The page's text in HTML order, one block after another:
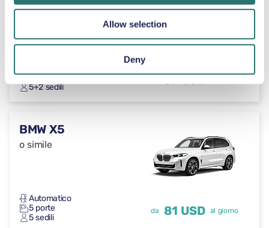
Allow selection
Deny
o simile
5 porte
5+2 sedili
59 USD
BMW X5
o simile
Automatico
5 porte
5 sedili
da 81 USD al giorno